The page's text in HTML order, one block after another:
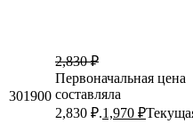
301900
2,830₽
Первоначальная цена
составляла
2,830 ₽.1,970 ₽